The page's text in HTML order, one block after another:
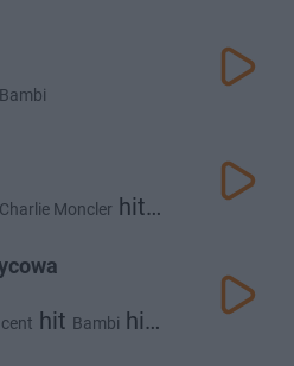
Bambi
Charlie Moncler hit
hit Bambi hit